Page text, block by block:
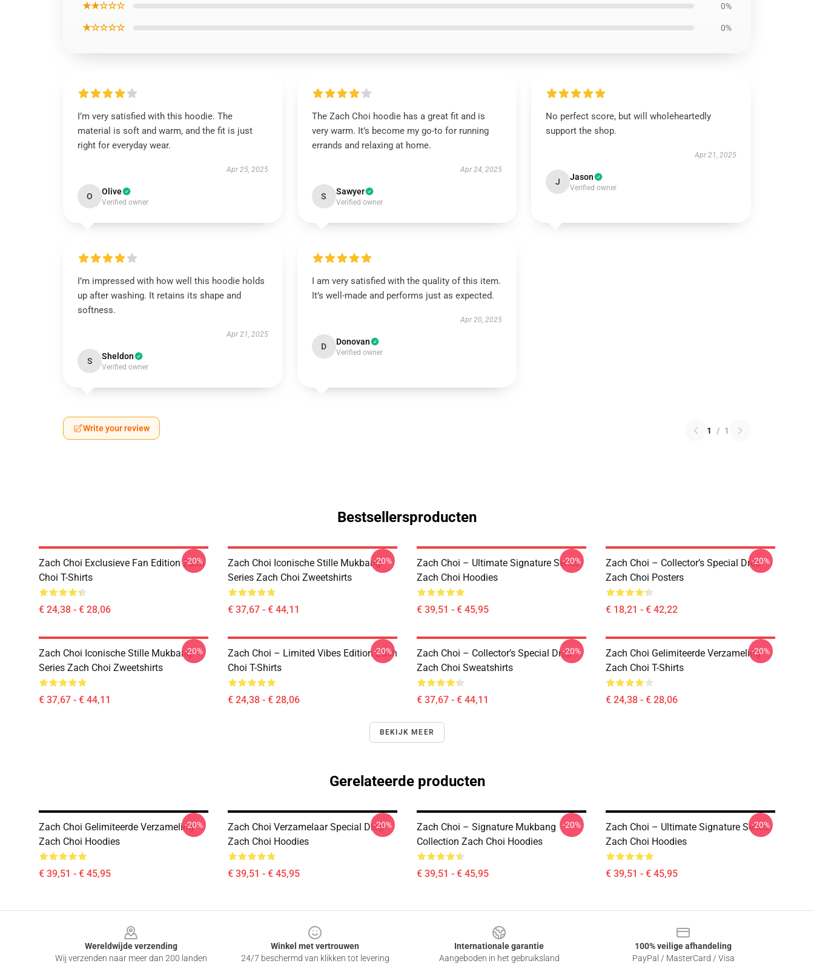
★★☆☆☆ 0%
★☆☆☆☆ 0%
I’m very satisfied with this hoodie. The
material is soft and warm, and the fit is just
right for everyday wear.
Apr 25, 2025
O Olive
Verified owner
The Zach Choi hoodie has a great fit and is
very warm. It’s become my go-to for running
errands and relaxing at home.
Apr 24, 2025
S Sawyer
Verified owner
No perfect score, but will wholeheartedly
support the shop.
Apr 21, 2025
J Jason
Verified owner
I’m impressed with how well this hoodie holds
up after washing. It retains its shape and
softness.
Apr 21, 2025
S Sheldon
Verified owner
I am very satisfied with the quality of this item.
It’s well-made and performs just as expected.
Apr 20, 2025
D Donovan
Verified owner
Write your review 1 / 1
Bestsellersproducten
Zach Choi Exclusieve Fan Edition Zach
Choi T-Shirts
€ 24,38 - € 28,06
-20%
Zach Choi Iconische Stille Mukbang
Series Zach Choi Zweetshirts
€ 37,67 - € 44,11
-20%
Zach Choi – Ultimate Signature Series
Zach Choi Hoodies
€ 39,51 - € 45,95
-20%
Zach Choi – Collector’s Special Drop
Zach Choi Posters
€ 18,21 - € 42,22
-20%
Zach Choi Iconische Stille Mukbang
Series Zach Choi Zweetshirts
€ 37,67 - € 44,11
-20%
Zach Choi – Limited Vibes Edition Zach
Choi T-Shirts
€ 24,38 - € 28,06
-20%
Zach Choi – Collector’s Special Drop
Zach Choi Sweatshirts
€ 37,67 - € 44,11
-20%
Zach Choi Gelimiteerde Verzameling
Zach Choi T-Shirts
€ 24,38 - € 28,06
-20%
BEKIJK MEER
Gerelateerde producten
Zach Choi Gelimiteerde Verzameling
Zach Choi Hoodies
€ 39,51 - € 45,95
-20%
Zach Choi Verzamelaar Special Drop
Zach Choi Hoodies
€ 39,51 - € 45,95
-20%
Zach Choi – Signature Mukbang
Collection Zach Choi Hoodies
€ 39,51 - € 45,95
-20%
Zach Choi – Ultimate Signature Series
Zach Choi Hoodies
€ 39,51 - € 45,95
-20%
Wereldwijde verzending
Wij verzenden naar meer dan 200 landen
Winkel met vertrouwen
24/7 beschermd van klikken tot levering
Internationale garantie
Aangeboden in het gebruiksland
100% veilige afhandeling
PayPal / MasterCard / Visa